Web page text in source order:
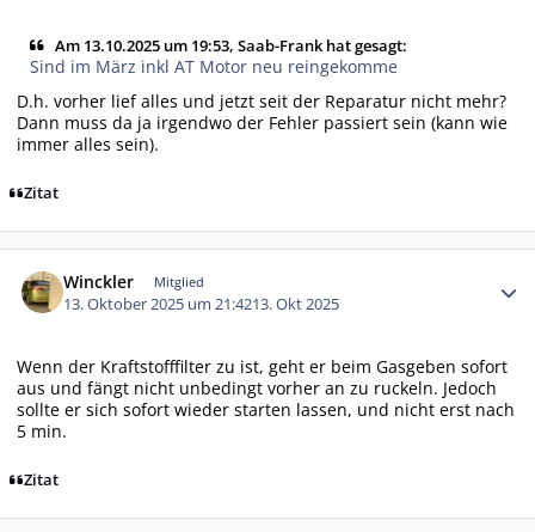
Am 13.10.2025 um 19:53, Saab-Frank hat gesagt:
Sind im März inkl AT Motor neu reingekomme
D.h. vorher lief alles und jetzt seit der Reparatur nicht mehr?
Dann muss da ja irgendwo der Fehler passiert sein (kann wie
immer alles sein).
Zitat
Winckler Mitglied
13. Oktober 2025 um 21:4213. Okt 2025
Wenn der Kraftstofffilter zu ist, geht er beim Gasgeben sofort
aus und fängt nicht unbedingt vorher an zu ruckeln. Jedoch
sollte er sich sofort wieder starten lassen, und nicht erst nach
5 min.
Zitat